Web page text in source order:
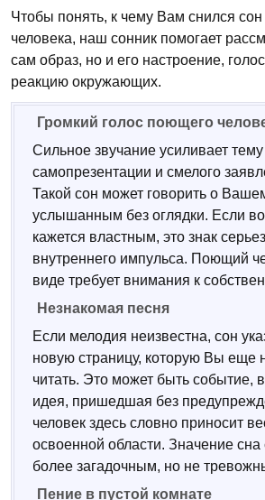
Чтобы понять, к чему Вам снился
человека, наш сонник помогает
сам образ, но и его настроение,
реакцию окружающих.
Громкий голос поющего
Сильное звучание усиливает тему
самопрезентации и смелого
Такой сон может говорить о
услышанным без оглядки. Если во
кажется властным, это знак
внутреннего импульса. Поющий
виде требует внимания к
Незнакомая песня
Если мелодия неизвестна, сон
новую страницу, которую Вы еще
читать. Это может быть событие,
идея, пришедшая без
человек здесь словно приносит
освоенной области. Значение сна
более загадочным, но не
Пение в пустой комнате